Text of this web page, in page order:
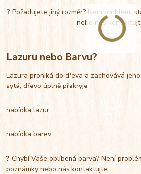
? Požadujete jiný rozměr? Není problém,
nebo nás
Lazuru nebo Barvu?
Lazura proniká do dřeva a zachovává
sytá, dřevo úplně překryje
nabídka lazur:
nabídka barev:
?Chybí Vaše oblíbená barva? Není
poznámky nebo nás kontaktujte.